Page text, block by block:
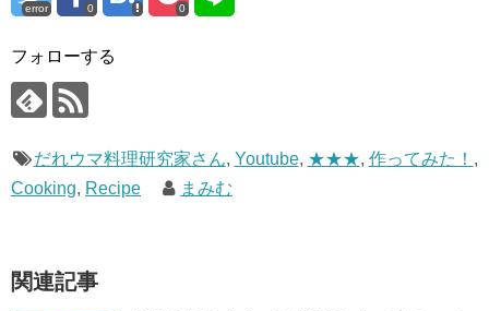
error 0 0
フォローする
だれウマ料理研究家さん, Youtube, ★★★, 作ってみた！ ,
Cooking, Recipe まみむ
関連記事